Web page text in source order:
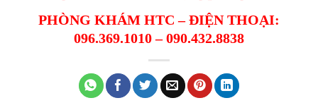
PHÒNG KHÁM HTC – ĐIỆN THOẠI:
096.369.1010 – 090.432.8838